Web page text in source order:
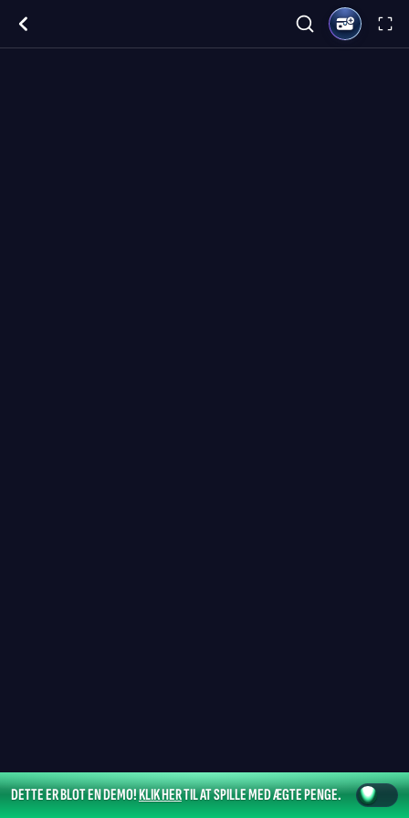
DETTE ER BLOT EN DEMO!KLIK HERTIL AT SPILLE MED ÆGTE PENGE.